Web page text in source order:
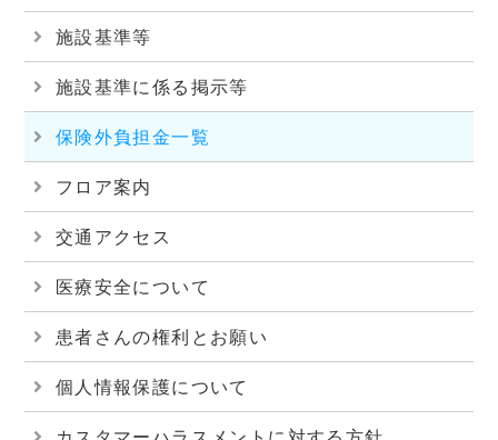
施設基準等
施設基準に係る掲示等
保険外負担金一覧
フロア案内
交通アクセス
医療安全について
患者さんの権利とお願い
個人情報保護について